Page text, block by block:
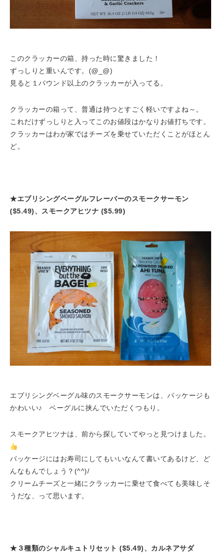
このクラッカーの箱、持った時に驚きました！
ずっしりと重いんです。(@_@)
見ると１パウンド以上のクラッカーが入ってる。
クラッカーの箱って、普通は持つとすごく軽いですよね～。
これだけずっしりと入ってこのお値段はかなりお値打ちです。
クラッカーはわが家ではチーズを乗せていただくことがほとん
ど。
★エブリシングベーグルフレーバーのスモークサーモン
($5.49)、スモークアヒツナ ($5.99)
エブリシングベーグル味のスモークサーモンは、パッケージも
かわいい♪ ベーグルに挟んでいただくつもり。
スモークアヒツナは、前から探していてやっと見つけました。
パッケージにはお寿司にしてもいいなんて書いてあるけど、ど
んなもんでしょう？(^^)/
クリームチーズと一緒にクラッカーに乗せて食べても美味しそ
うだな、って思います。
★３種類のシャルキュトリセット ($5.49)、カルネアサダ